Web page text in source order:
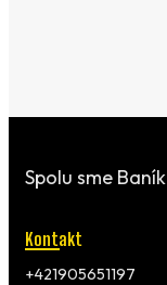
Spolu sme Baník
Kontakt
+421905651197